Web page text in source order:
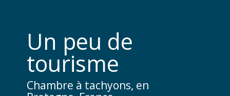
Un peu de
tourisme
Chambre à tachyons, en